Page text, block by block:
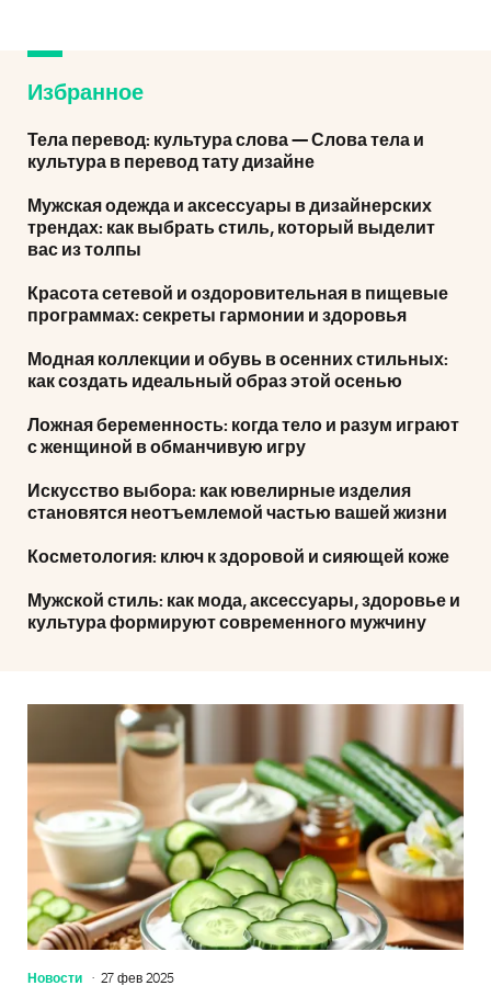
Избранное
Тела перевод: культура слова — Слова тела и
культура в перевод тату дизайне
Мужская одежда и аксессуары в дизайнерских
трендах: как выбрать стиль, который выделит
вас из толпы
Красота сетевой и оздоровительная в пищевые
программах: секреты гармонии и здоровья
Модная коллекции и обувь в осенних стильных:
как создать идеальный образ этой осенью
Ложная беременность: когда тело и разум играют
с женщиной в обманчивую игру
Искусство выбора: как ювелирные изделия
становятся неотъемлемой частью вашей жизни
Косметология: ключ к здоровой и сияющей коже
Мужской стиль: как мода, аксессуары, здоровье и
культура формируют современного мужчину
Новости 27 фев 2025